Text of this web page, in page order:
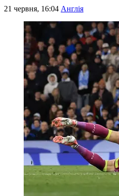
21 червня, 16:04 Англія